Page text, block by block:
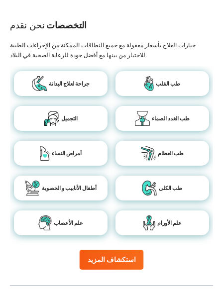
التخصصات نحن نقدم
استكشاف المزيد
خيارات العلاج بأسعار معقولة مع جميع النطاقات الممكنة من الإجراءات الطبية
للاختيار من بينها مع أفضل جودة للرعاية الصحية في البلاد.
جراحة لعلاج البدانة طب القلب
التجميل طب الغدد الصماء
أمراض النساء طب العظام
أطفال الأنابيب و الخصوبة طب الكلى
علم الأعصاب علم الأورام